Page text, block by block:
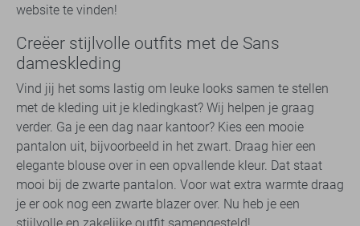
website te vinden!
Creëer stijlvolle outfits met de Sans
dameskleding
Vind jij het soms lastig om leuke looks samen te stellen
met de kleding uit je kledingkast? Wij helpen je graag
verder. Ga je een dag naar kantoor? Kies een mooie
pantalon uit, bijvoorbeeld in het zwart. Draag hier een
elegante blouse over in een opvallende kleur. Dat staat
mooi bij de zwarte pantalon. Voor wat extra warmte draag
je er ook nog een zwarte blazer over. Nu heb je een